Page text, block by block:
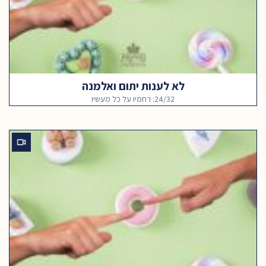
לא לענות יתום ואלמנה
24/32: רחמיו על כל מעשיו